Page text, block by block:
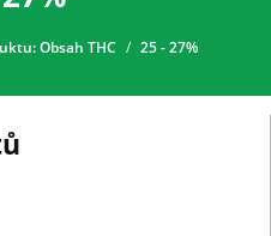
Obsah THC 25 - 27%